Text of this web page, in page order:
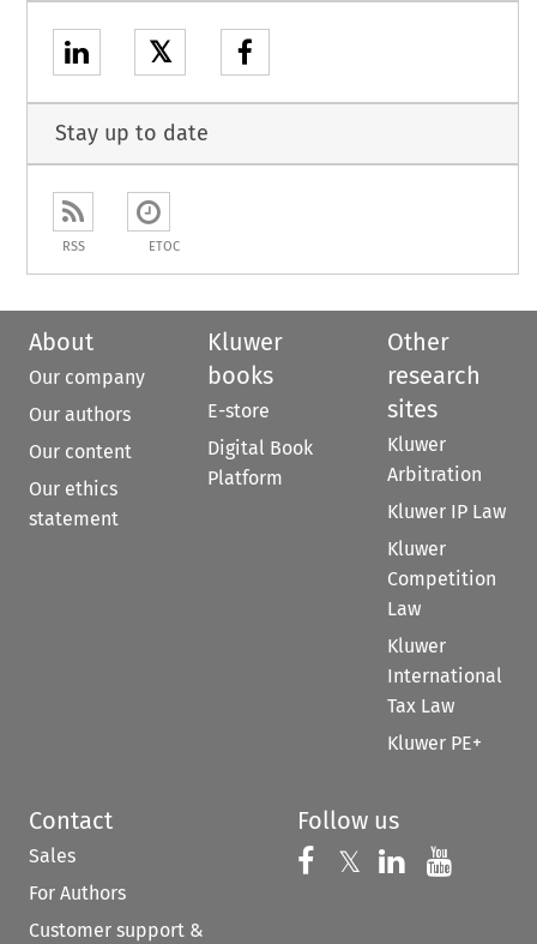
𝕏
Stay up to date
RSS ETOC
About
Our company
Our authors
Our content
Our ethics
statement
Kluwer
books
E-store
Digital Book
Platform
Other
research
sites
Kluwer
Arbitration
Kluwer IP Law
Kluwer
Competition
Law
Kluwer
International
Tax Law
Kluwer PE+
Contact
Sales
For Authors
Customer support &
Follow us
Follow us on
𝕏 Follow us on
Follow us